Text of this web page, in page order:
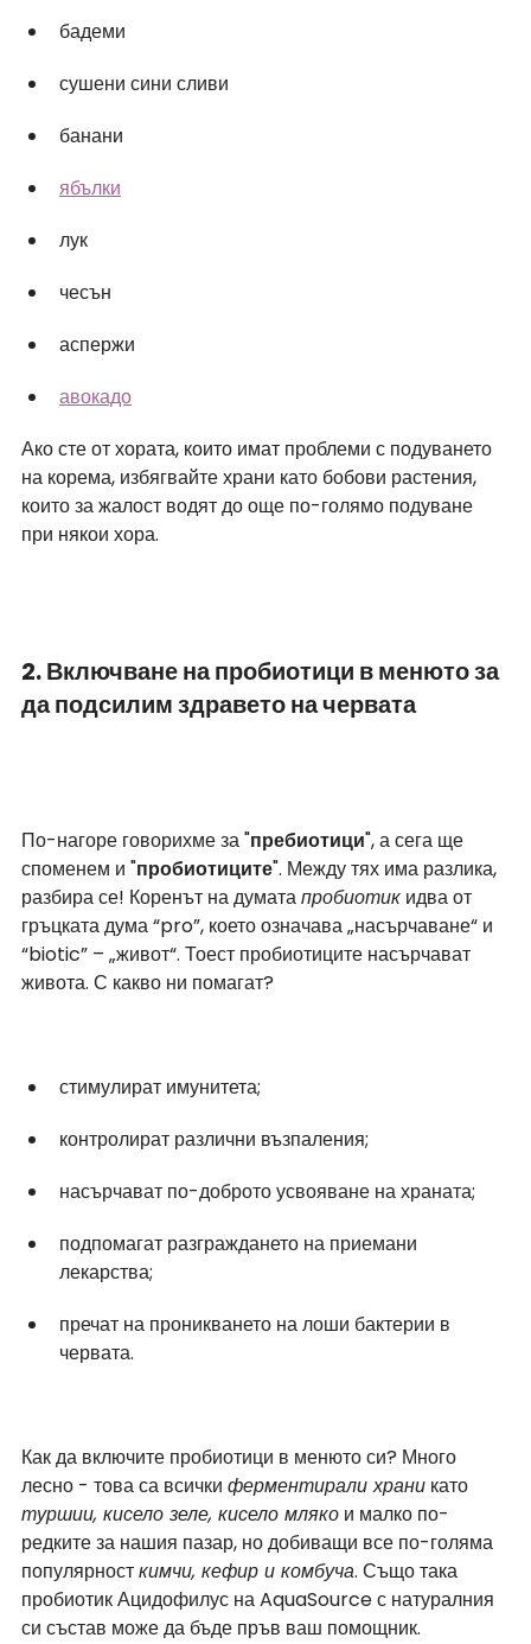
бадеми
сушени сини сливи
банани
ябълки
лук
чесън
аспержи
авокадо
Ако сте от хората, които имат проблеми с подуването
на корема, избягвайте храни като бобови растения,
които за жалост водят до още по-голямо подуване
при някои хора.
2. Включване на пробиотици в менюто за
да подсилим здравето на червата
По-нагоре говорихме за "пребиотици", а сега ще
споменем и "пробиотиците". Между тях има разлика,
разбира се! Коренът на думата пробиотик идва от
гръцката дума “pro”, което означава „насърчаване“ и
“biotic” – „живот“. Тоест пробиотиците насърчават
живота. С какво ни помагат?
стимулират имунитета;
контролират различни възпаления;
насърчават по-доброто усвояване на храната;
подпомагат разграждането на приемани
лекарства;
пречат на проникването на лоши бактерии в
червата.
Как да включите пробиотици в менюто си? Много
лесно - това са всички ферментирали храни като
туршии, кисело зеле, кисело мляко и малко по-
редките за нашия пазар, но добиващи все по-голяма
популярност кимчи, кефир и комбуча. Също така
пробиотик Ацидофилус на AquaSource с натуралния
си състав може да бъде пръв ваш помощник.